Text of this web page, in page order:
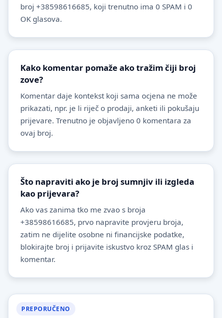
broj +38598616685, koji trenutno ima 0 SPAM i 0
OK glasova.
Kako komentar pomaže ako tražim čiji broj
zove?
Komentar daje kontekst koji sama ocjena ne može
prikazati, npr. je li riječ o prodaji, anketi ili pokušaju
prijevare. Trenutno je objavljeno 0 komentara za
ovaj broj.
Što napraviti ako je broj sumnjiv ili izgleda
kao prijevara?
Ako vas zanima tko me zvao s broja
+38598616685, prvo napravite provjeru broja,
zatim ne dijelite osobne ni financijske podatke,
blokirajte broj i prijavite iskustvo kroz SPAM glas i
komentar.
PREPORUČENO